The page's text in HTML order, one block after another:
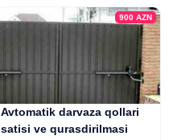
900 AZN
Avtomatik darvaza qollari
satisi ve qurasdirilmasi